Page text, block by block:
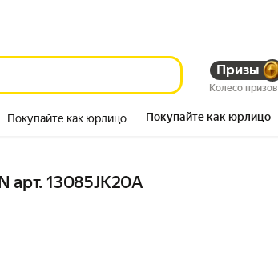
Призы
Колесо призов
Покупайте как юрлицо Покупайте как юрлицо
арт. 13085JK20A